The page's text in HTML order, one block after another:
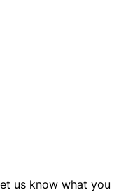
us know what you